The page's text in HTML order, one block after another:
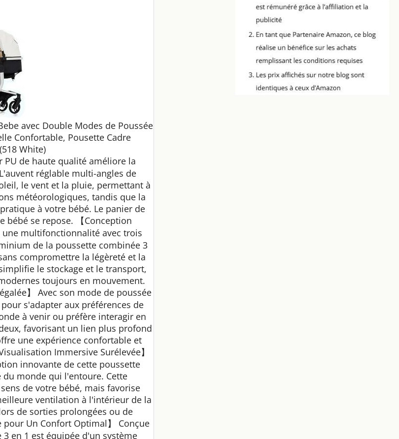
avec Double Modes de Poussée
Confortable, Pousette Cadre
White)
PU de haute qualité améliore la
réglable multi-angles de
le vent et la pluie, permettant à
météorologiques, tandis que la
à votre bébé. Le panier de
bébé se repose. 【Conception
une multifonctionnalité avec trois
de la poussette combinée 3
compromettre la légèreté et la
le stockage et le transport,
toujours en mouvement.
】 Avec son mode de poussée
s'adapter aux préférences de
à venir ou préfère interagir en
favorisant un lien plus profond
une expérience confortable et
Immersive Surélevée】
innovante de cette poussette
monde qui l'entoure. Cette
de votre bébé, mais favorise
ventilation à l'intérieur de la
de sorties prolongées ou de
Un Confort Optimal】 Conçue
en 1 est équipée d'un système